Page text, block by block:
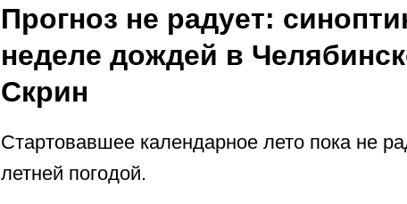
Прогноз не радует:
неделе дождей в
Скрин
Стартовавшее календарное лето пока не
летней погодой.